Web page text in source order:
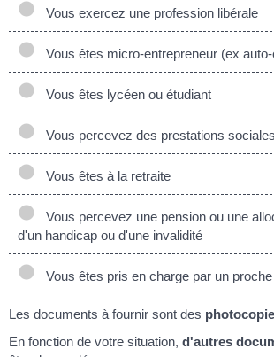
Vous exercez une profession libérale
Vous êtes micro-entrepreneur (ex
Vous êtes lycéen ou étudiant
Vous percevez des prestations sociales
Vous êtes à la retraite
Vous percevez une pension ou une
d'un handicap ou d'une invalidité
Vous êtes pris en charge par un
Les documents à fournir sont des
En fonction de votre situation, d'autres